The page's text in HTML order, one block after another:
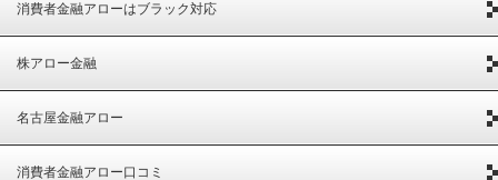
消費者金融アローはブラック対応
株アロー金融
名古屋金融アロー
消費者金融アロー口コミ